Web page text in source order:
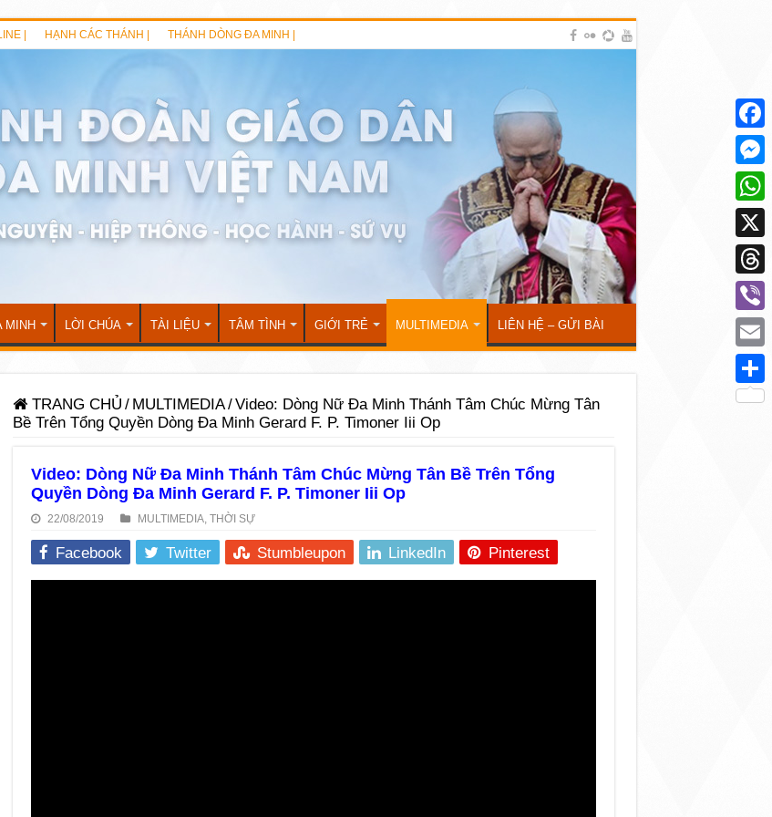
| HẠNH CÁC THÁNH | THÁNH DÒNG ĐA MINH |
MINH LỜI CHÚA TÀI LIỆU TÂM TÌNH GIỚI TRẺ MULTIMEDIA LIÊN HỆ – GỬI BÀI
TRANG CHỦ / MULTIMEDIA/Video: Dòng Nữ Đa Minh Thánh Tâm Chúc Mừng Tân
Bề Trên Tổng Quyền Dòng Đa Minh Gerard F. P. Timoner Iii Op
Video: Dòng Nữ Đa Minh Thánh Tâm Chúc Mừng Tân Bề Trên Tổng
Quyền Dòng Đa Minh Gerard F. P. Timoner Iii Op
22/08/2019 MULTIMEDIA, THỜI SỰ
Facebook Twitter Stumbleupon LinkedIn Pinterest
X
Viber